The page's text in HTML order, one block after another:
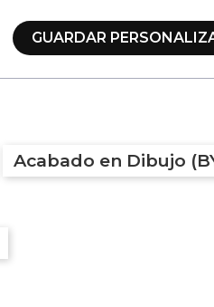
GUARDAR
Acabado en Dibujo